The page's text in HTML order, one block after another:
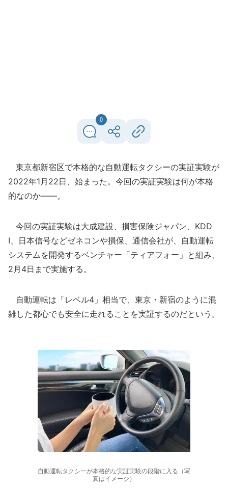
0
東京都新宿区で本格的な自動運転タクシーの実証実験が
2022年1月22日、始まった。今回の実証実験は何が本格
的なのか――。
今回の実証実験は大成建設、損害保険ジャパン、KDD
I、日本信号などゼネコンや損保、通信会社が、自動運転
システムを開発するベンチャー「ティアフォー」と組み、
2月4日まで実施する。
自動運転は「レベル4」相当で、東京・新宿のように混
雑した都心でも安全に走れることを実証するのだという。
自動運転タクシーが本格的な実証実験の段階に入る（写
真はイメージ）